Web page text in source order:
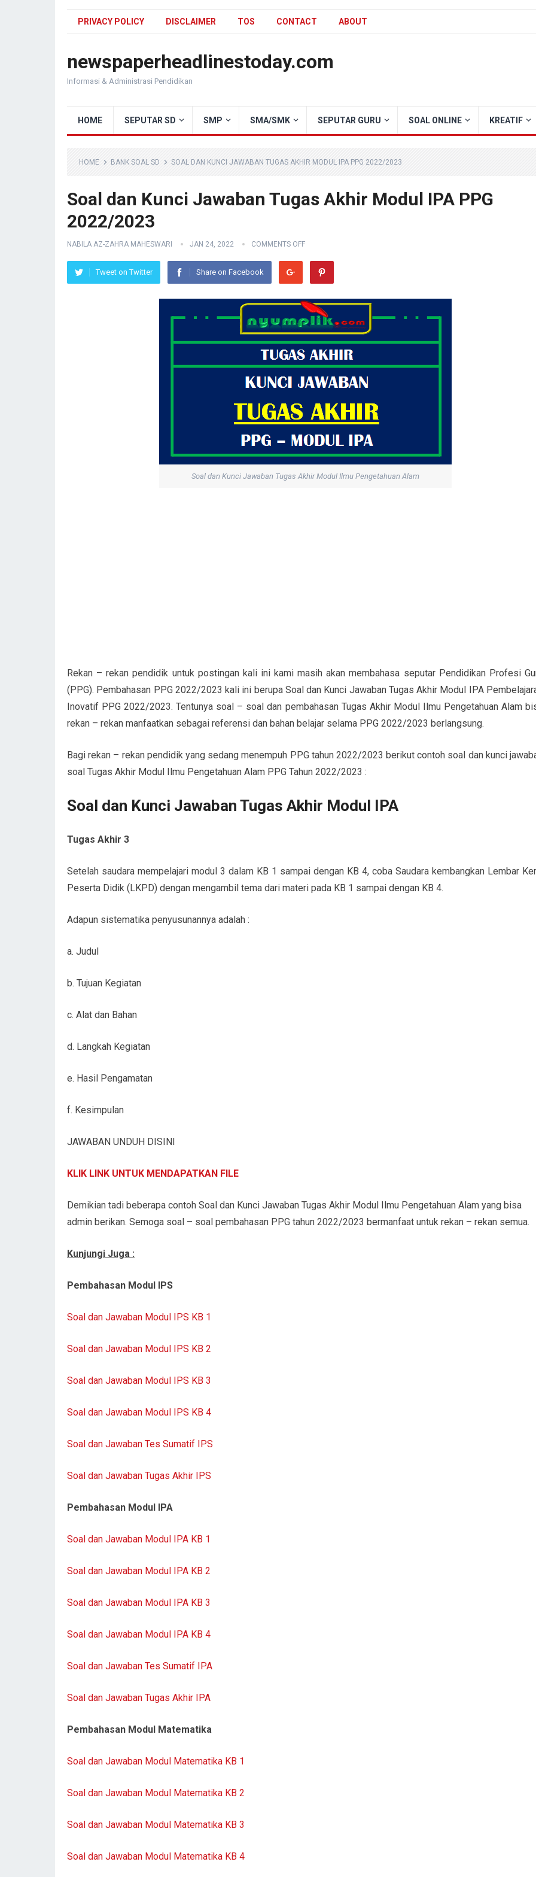
PRIVACY POLICY DISCLAIMER TOS CONTACT ABOUT
newspaperheadlinestoday.com
Informasi & Administrasi Pendidikan
HOME SEPUTAR SD SMP SMA/SMK SEPUTAR GURU SOAL ONLINE KREATIF
HOME BANK SOAL SD SOAL DAN KUNCI JAWABAN TUGAS AKHIR MODUL IPA PPG 2022/2023
Soal dan Kunci Jawaban Tugas Akhir Modul IPA PPG
2022/2023
NABILA AZ-ZAHRA MAHESWARI JAN 24, 2022 COMMENTS OFF
Tweet on Twitter Share on Facebook
Soal dan Kunci Jawaban Tugas Akhir Modul Ilmu Pengetahuan Alam
Rekan – rekan pendidik untuk postingan kali ini kami masih akan membahasa seputar Pendidikan Profesi
(PPG). Pembahasan PPG 2022/2023 kali ini berupa Soal dan Kunci Jawaban Tugas Akhir Modul IPA
Inovatif PPG 2022/2023. Tentunya soal – soal dan pembahasan Tugas Akhir Modul Ilmu Pengetahuan Alam
rekan – rekan manfaatkan sebagai referensi dan bahan belajar selama PPG 2022/2023 berlangsung.
Bagi rekan – rekan pendidik yang sedang menempuh PPG tahun 2022/2023 berikut contoh soal dan kunci
soal Tugas Akhir Modul Ilmu Pengetahuan Alam PPG Tahun 2022/2023 :
Soal dan Kunci Jawaban Tugas Akhir Modul IPA
Tugas Akhir 3
Setelah saudara mempelajari modul 3 dalam KB 1 sampai dengan KB 4, coba Saudara kembangkan Lembar
Peserta Didik (LKPD) dengan mengambil tema dari materi pada KB 1 sampai dengan KB 4.
Adapun sistematika penyusunannya adalah :
a. Judul
b. Tujuan Kegiatan
c. Alat dan Bahan
d. Langkah Kegiatan
e. Hasil Pengamatan
f. Kesimpulan
JAWABAN UNDUH DISINI
KLIK LINK UNTUK MENDAPATKAN FILE
Demikian tadi beberapa contoh Soal dan Kunci Jawaban Tugas Akhir Modul Ilmu Pengetahuan Alam yang bisa
admin berikan. Semoga soal – soal pembahasan PPG tahun 2022/2023 bermanfaat untuk rekan – rekan semua.
Kunjungi Juga :
Pembahasan Modul IPS
Soal dan Jawaban Modul IPS KB 1
Soal dan Jawaban Modul IPS KB 2
Soal dan Jawaban Modul IPS KB 3
Soal dan Jawaban Modul IPS KB 4
Soal dan Jawaban Tes Sumatif IPS
Soal dan Jawaban Tugas Akhir IPS
Pembahasan Modul IPA
Soal dan Jawaban Modul IPA KB 1
Soal dan Jawaban Modul IPA KB 2
Soal dan Jawaban Modul IPA KB 3
Soal dan Jawaban Modul IPA KB 4
Soal dan Jawaban Tes Sumatif IPA
Soal dan Jawaban Tugas Akhir IPA
Pembahasan Modul Matematika
Soal dan Jawaban Modul Matematika KB 1
Soal dan Jawaban Modul Matematika KB 2
Soal dan Jawaban Modul Matematika KB 3
Soal dan Jawaban Modul Matematika KB 4